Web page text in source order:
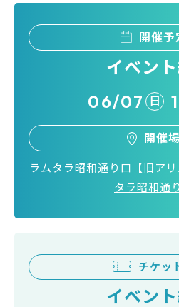
開催予
イベン
06/07 日
開催
ラムタラ昭和通り口【旧アリ
タラ昭和通
チケッ
イベン